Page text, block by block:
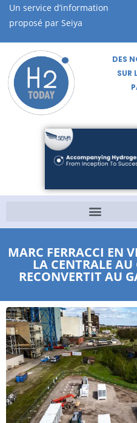
Un service d’information
proposé par Seiya
DES
SUR
MARC FERRACCI EN
LA CENTRALE
RECONVERTIT AU